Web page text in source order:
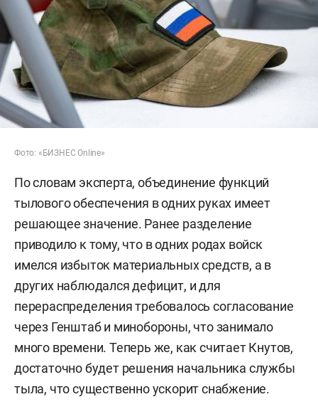
Фото: «БИЗНЕС Online»
По словам эксперта, объединение функций
тылового обеспечения в одних руках имеет
решающее значение. Ранее разделение
приводило к тому, что в одних родах войск
имелся избыток материальных средств, а в
других наблюдался дефицит, и для
перераспределения требовалось согласование
через Генштаб и минобороны, что занимало
много времени. Теперь же, как считает Кнутов,
достаточно будет решения начальника службы
тыла, что существенно ускорит снабжение.